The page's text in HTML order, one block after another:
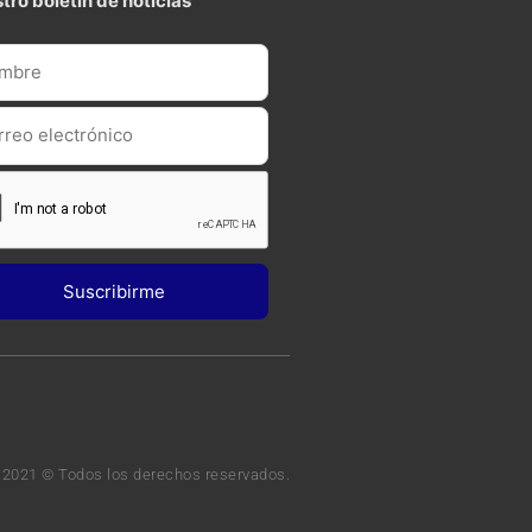
© Todos los derechos reservados.